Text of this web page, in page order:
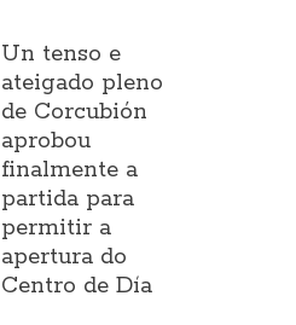
Un tenso e
ateigado pleno
de Corcubión
aprobou
finalmente a
partida para
permitir a
apertura do
Centro de Día